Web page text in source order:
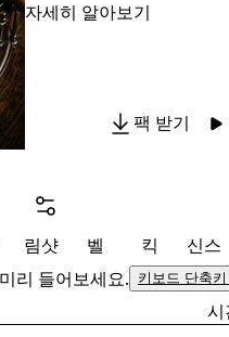
they should. Slightly
find carefully crafted
solid set of punchy
rims, and crisp hats,
to build or flip your own
Product Includes: 42
variations, half-time
Drum Loops (Wet and
자세히 알아보기
팩 받기
림샷 벨 킥
신스
리 들어보세요. 키보드 단축
시